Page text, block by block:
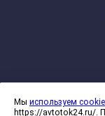
Политика
Мы используем
https://avtotok24.ru/.